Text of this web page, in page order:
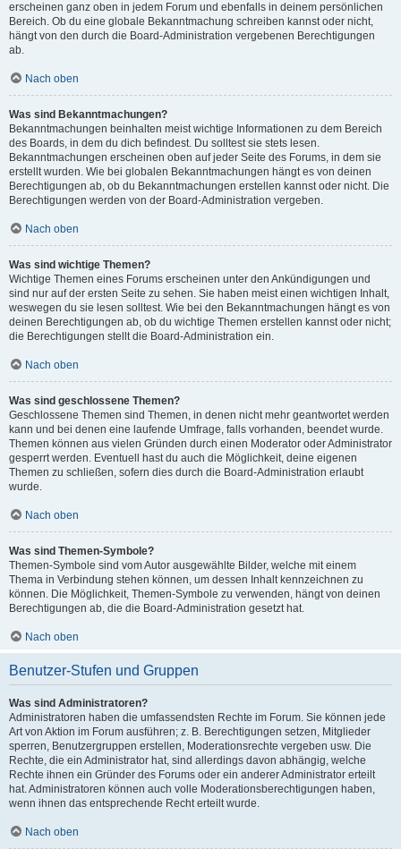
erscheinen ganz oben in jedem Forum und ebenfalls in deinem persönlichen
Bereich. Ob du eine globale Bekanntmachung schreiben kannst oder nicht,
hängt von den durch die Board-Administration vergebenen Berechtigungen
ab.
Nach oben
Was sind Bekanntmachungen?
Bekanntmachungen beinhalten meist wichtige Informationen zu dem Bereich
des Boards, in dem du dich befindest. Du solltest sie stets lesen.
Bekanntmachungen erscheinen oben auf jeder Seite des Forums, in dem sie
erstellt wurden. Wie bei globalen Bekanntmachungen hängt es von deinen
Berechtigungen ab, ob du Bekanntmachungen erstellen kannst oder nicht. Die
Berechtigungen werden von der Board-Administration vergeben.
Nach oben
Was sind wichtige Themen?
Wichtige Themen eines Forums erscheinen unter den Ankündigungen und
sind nur auf der ersten Seite zu sehen. Sie haben meist einen wichtigen Inhalt,
weswegen du sie lesen solltest. Wie bei den Bekanntmachungen hängt es von
deinen Berechtigungen ab, ob du wichtige Themen erstellen kannst oder nicht;
die Berechtigungen stellt die Board-Administration ein.
Nach oben
Was sind geschlossene Themen?
Geschlossene Themen sind Themen, in denen nicht mehr geantwortet werden
kann und bei denen eine laufende Umfrage, falls vorhanden, beendet wurde.
Themen können aus vielen Gründen durch einen Moderator oder Administrator
gesperrt werden. Eventuell hast du auch die Möglichkeit, deine eigenen
Themen zu schließen, sofern dies durch die Board-Administration erlaubt
wurde.
Nach oben
Was sind Themen-Symbole?
Themen-Symbole sind vom Autor ausgewählte Bilder, welche mit einem
Thema in Verbindung stehen können, um dessen Inhalt kennzeichnen zu
können. Die Möglichkeit, Themen-Symbole zu verwenden, hängt von deinen
Berechtigungen ab, die die Board-Administration gesetzt hat.
Nach oben
Benutzer-Stufen und Gruppen
Was sind Administratoren?
Administratoren haben die umfassendsten Rechte im Forum. Sie können jede
Art von Aktion im Forum ausführen; z. B. Berechtigungen setzen, Mitglieder
sperren, Benutzergruppen erstellen, Moderationsrechte vergeben usw. Die
Rechte, die ein Administrator hat, sind allerdings davon abhängig, welche
Rechte ihnen ein Gründer des Forums oder ein anderer Administrator erteilt
hat. Administratoren können auch volle Moderationsberechtigungen haben,
wenn ihnen das entsprechende Recht erteilt wurde.
Nach oben